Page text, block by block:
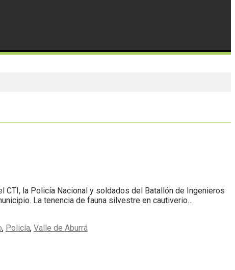
CTI, la Policía Nacional y soldados del Batallón de Ingenieros
La tenencia de fauna silvestre en cautiverio…
, Policía, Valle de Aburrá